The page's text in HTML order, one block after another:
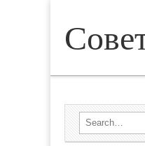
Search for: